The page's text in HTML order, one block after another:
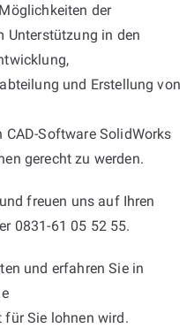
der
Unterstützung in den
und Erstellung von
Software SolidWorks
gerecht zu werden.
freuen uns auf Ihren
0831-61 05 52 55.
und erfahren Sie in
Sie lohnen wird.